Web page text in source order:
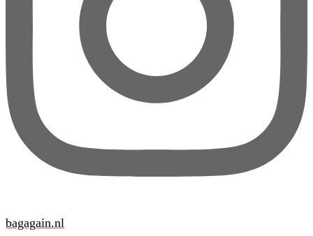
bagagain.nl